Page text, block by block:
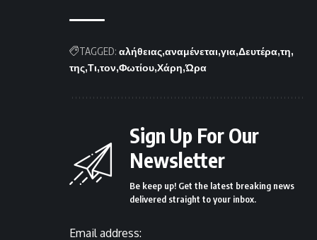
TAGGED: αλήθειας αναμένεται για Δευτέρα τη
της Τι τον Φωτίου Χάρη Ώρα
Sign Up For Our
Newsletter
Be keep up! Get the latest breaking news
delivered straight to your inbox.
Email address: